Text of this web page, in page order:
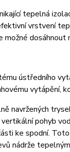
tepelná
vrstvení
možné
ústředního
vytápění,
navržených
pohyb
ke spodní. Toto
nádrže